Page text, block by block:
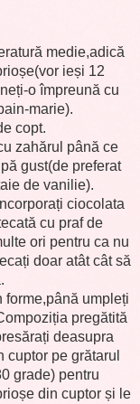
medie,adică
ieși 12
o împreună cu
marie).
copt.
zahărul până ce
gust(de preferat
de vanilie).
ciocolata
cu praf de
ori pentru ca nu
doar atât cât să
forme,până umpleți
pregătită
deasupra
pe grătarul
grade) pentru
din cuptor și le